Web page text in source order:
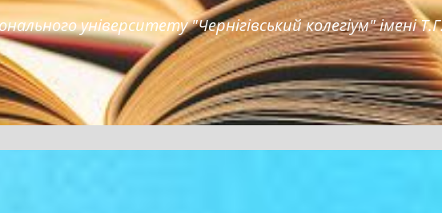
університету "Чернігівський колегіум" імені